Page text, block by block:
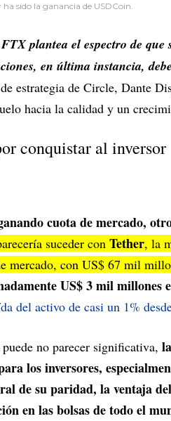
ha sido la ganancia de USDCoin.
plantea el espectro de
en última instancia,
estrategia de Circle, Dante
hacia la calidad y un
conquistar al inversor
cuota de mercado,
suceder con Tether, la
mercado, con US$ 67 mil
US$ 3 mil millones
del activo de casi un 1%
no parecer significativa,
los inversores,
de su paridad, la ventaja
en las bolsas de todo el